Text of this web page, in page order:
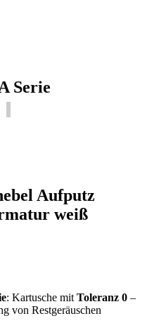
Serie
Aufputz
weiß
: Kartusche mit Toleranz 0–
von Restgeräuschen